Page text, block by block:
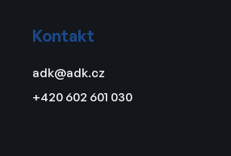
Kontakt
adk@adk.cz
+420 602 601 030